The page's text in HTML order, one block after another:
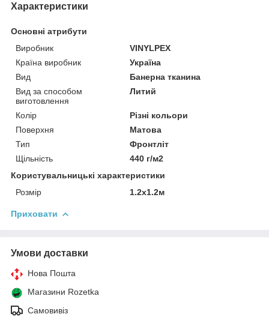
Характеристики
Основні атрибути
Виробник
VINYLPEX
Країна виробник
Україна
Вид
Банерна тканина
Вид за способом
виготовлення
Литий
Колір
Різні кольори
Поверхня
Матова
Тип
Фронтліт
Щільність
440 г/м2
Користувальницькі характеристики
Розмір
1.2x1.2м
Приховати
Умови доставки
Нова Пошта
Магазини Rozetka
Самовивіз